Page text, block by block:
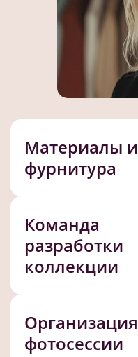
Материалы и
фурнитура
Команда
разработки
коллекции
Организация
фотосессии